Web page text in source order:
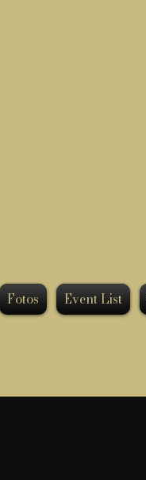
Fotos Event List